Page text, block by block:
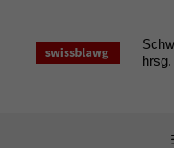
springen